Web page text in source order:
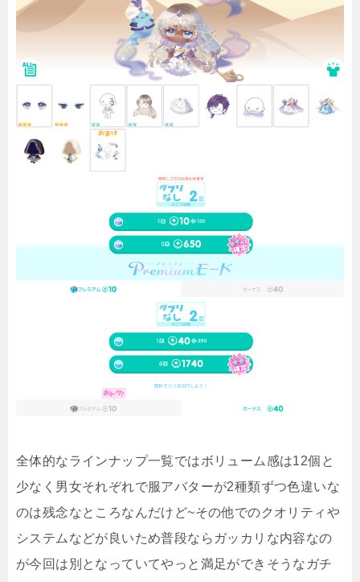
全体的なラインナップ一覧ではボリューム感は12個と
少なく男女それぞれで服アバターが2種類ずつ色違いな
のは残念なところなんだけど~その他でのクオリティや
システムなどが良いため普段ならガッカリな内容なの
が今回は別となっていてやっと満足ができそうなガチ